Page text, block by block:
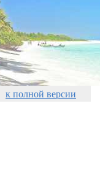
к полной версии